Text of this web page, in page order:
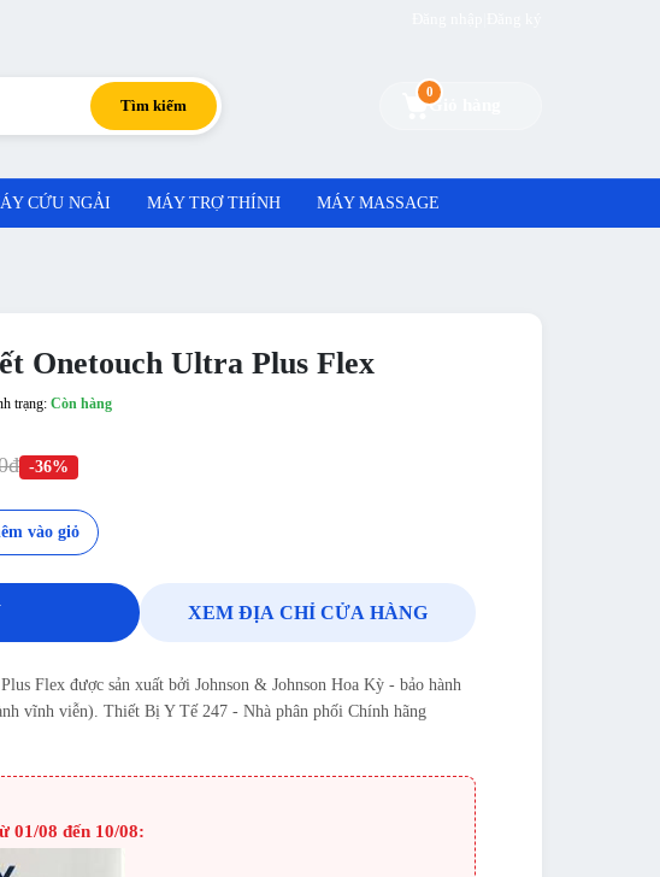
Tìm kiếm
0
Giỏ hàng
CỨU NGẢI MÁY TRỢ THÍNH MÁY MASSAGE
Onetouch Ultra Plus Flex
trạng:Còn hàng
-36%
vào giỏ
XEM ĐỊA CHỈ CỬA HÀNG
Flex được sản xuất bởi Johnson & Johnson Hoa Kỳ - bảo hành
vĩnh viễn). Thiết Bị Y Tế 247 - Nhà phân phối Chính hãng
01/08 đến 10/08: